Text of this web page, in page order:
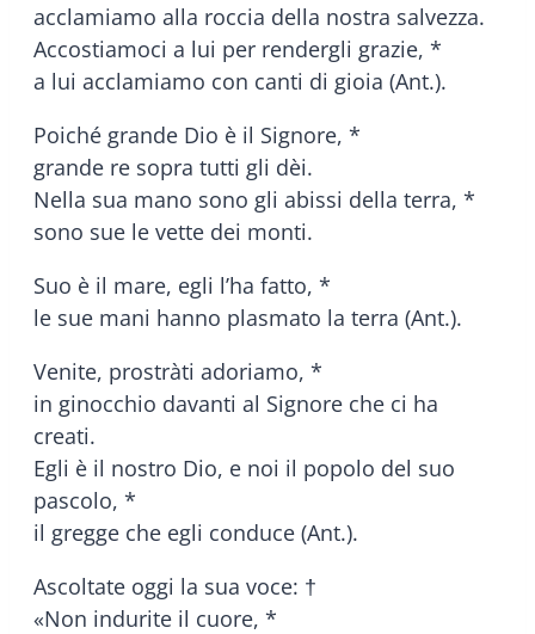
acclamiamo alla roccia della nostra salvezza.
Accostiamoci a lui per rendergli grazie, *
a lui acclamiamo con canti di gioia (Ant.).
Poiché grande Dio è il Signore, *
grande re sopra tutti gli dèi.
Nella sua mano sono gli abissi della terra, *
sono sue le vette dei monti.
Suo è il mare, egli l’ha fatto, *
le sue mani hanno plasmato la terra (Ant.).
Venite, prostràti adoriamo, *
in ginocchio davanti al Signore che ci ha
creati.
Egli è il nostro Dio, e noi il popolo del suo
pascolo, *
il gregge che egli conduce (Ant.).
Ascoltate oggi la sua voce: †
«Non indurite il cuore, *